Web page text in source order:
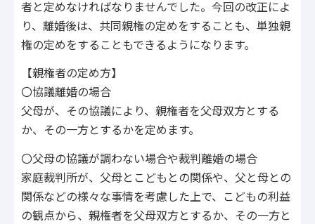
者と定めなければなりませんでした。今回の改正によ
り、離婚後は、共同親権の定めをすることも、単独親
権の定めをすることもできるようになります。
【親権者の定め方】
〇協議離婚の場合
父母が、その協議により、親権者を父母双方とする
か、その一方とするかを定めます。
〇父母の協議が調わない場合や裁判離婚の場合
家庭裁判所が、父母とこどもとの関係や、父と母との
関係などの様々な事情を考慮した上で、こどもの利益
の観点から、親権者を父母双方とするか、その一方と